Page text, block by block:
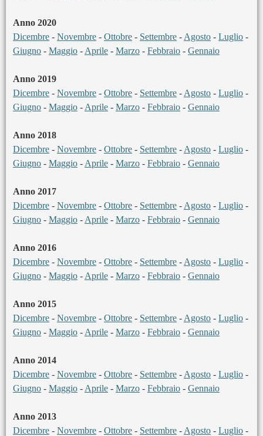
Anno 2020
Dicembre - Novembre - Ottobre - Settembre - Agosto - Luglio -
Giugno - Maggio - Aprile - Marzo - Febbraio - Gennaio
Anno 2019
Dicembre - Novembre - Ottobre - Settembre - Agosto - Luglio -
Giugno - Maggio - Aprile - Marzo - Febbraio - Gennaio
Anno 2018
Dicembre - Novembre - Ottobre - Settembre - Agosto - Luglio -
Giugno - Maggio - Aprile - Marzo - Febbraio - Gennaio
Anno 2017
Dicembre - Novembre - Ottobre - Settembre - Agosto - Luglio -
Giugno - Maggio - Aprile - Marzo - Febbraio - Gennaio
Anno 2016
Dicembre - Novembre - Ottobre - Settembre - Agosto - Luglio -
Giugno - Maggio - Aprile - Marzo - Febbraio - Gennaio
Anno 2015
Dicembre - Novembre - Ottobre - Settembre - Agosto - Luglio -
Giugno - Maggio - Aprile - Marzo - Febbraio - Gennaio
Anno 2014
Dicembre - Novembre - Ottobre - Settembre - Agosto - Luglio -
Giugno - Maggio - Aprile - Marzo - Febbraio - Gennaio
Anno 2013
Dicembre - Novembre - Ottobre - Settembre - Agosto - Luglio -